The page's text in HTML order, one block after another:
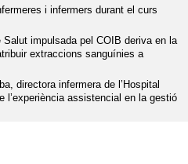
i infermers durant el curs
Salut impulsada pel COIB deriva en la
extraccions sanguínies a
directora infermera de l’Hospital
l’experiència assistencial en la gestió